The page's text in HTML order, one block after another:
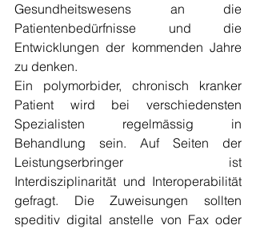
Gesundheitswesens an die
Patientenbedürfnisse und die
Entwicklungen der kommenden Jahre
zu denken.
Ein polymorbider, chronisch kranker
Patient wird bei verschiedensten
Spezialisten regelmässig in
Behandlung sein. Auf Seiten der
Leistungserbringer ist
Interdisziplinarität und Interoperabilität
gefragt. Die Zuweisungen sollten
speditiv digital anstelle von Fax oder